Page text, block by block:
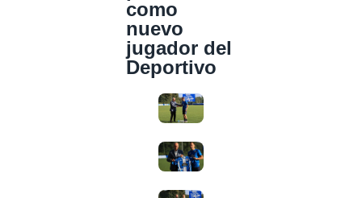
como
nuevo
jugador del
Deportivo